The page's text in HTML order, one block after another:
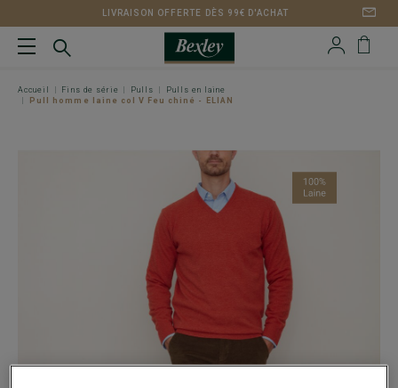
LIVRAISON OFFERTE DÈS 99€ D'ACHAT
Accueil Fins de série Pulls
Pulls en laine
Pull homme laine col V Feu chiné - ELIAN